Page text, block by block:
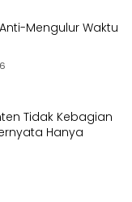
Mengulur Waktu
Tidak Kebagian
Hanya